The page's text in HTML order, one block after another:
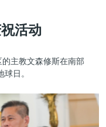
活动
主教文森修斯在南部
日。